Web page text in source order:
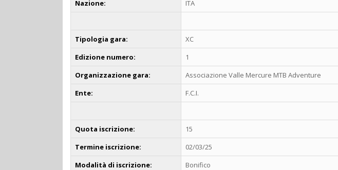
Nazione:
ITA
Tipologia gara:
XC
Edizione numero:
1
Organizzazione gara:
Associazione Valle Mercure MTB Adventure
Ente:
F.C.I.
Quota iscrizione:
15
Termine iscrizione:
02/03/25
Modalità di iscrizione:
Bonifico